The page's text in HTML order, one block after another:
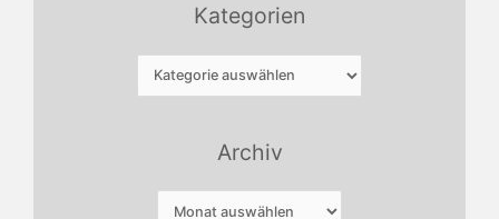
Kategorien
Archiv